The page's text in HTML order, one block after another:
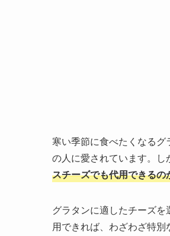
寒い季節に食べたくなる
の人に愛されています。
スチーズでも代用できるの
グラタンに適したチーズ
用できれば、わざわざ特